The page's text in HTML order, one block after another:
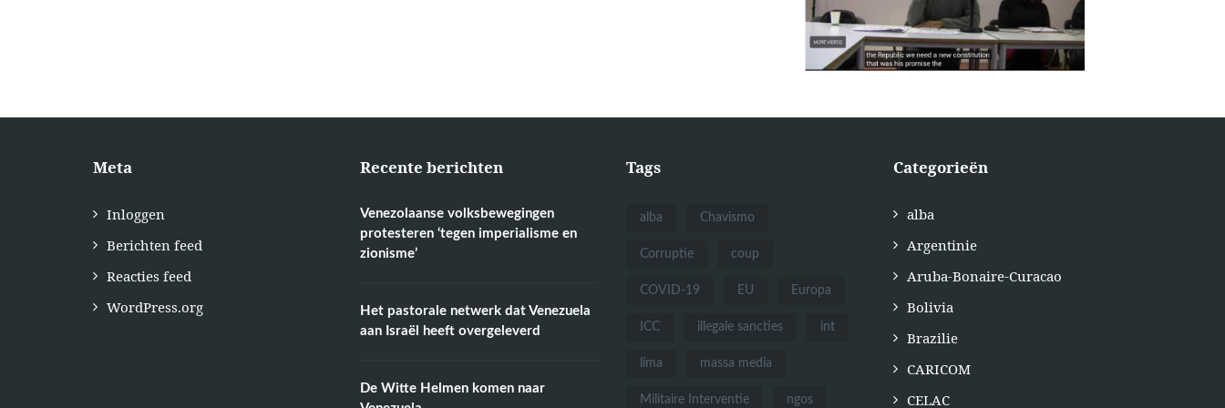
Meta
Inloggen
Berichten feed
Reacties feed
WordPress.org
Recente berichten
Venezolaanse volksbewegingen
protesteren ‘tegen imperialisme en
zionisme’
Het pastorale netwerk dat Venezuela
aan Israël heeft overgeleverd
De Witte Helmen komen naar
Tags
alba Chavismo
Corruptie coup
COVID-19 EU Europa
ICC illegale sancties int
lima massa media
Militaire Interventie ngos
Categorieën
alba
Argentinie
Aruba-Bonaire-Curacao
Bolivia
Brazilie
CARICOM
CELAC